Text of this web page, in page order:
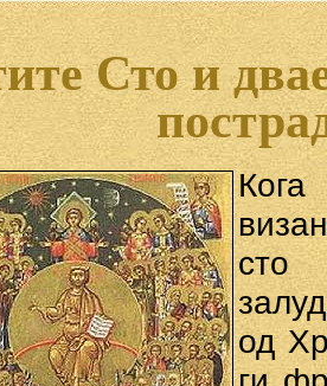
Сто и
Кога
сто
од